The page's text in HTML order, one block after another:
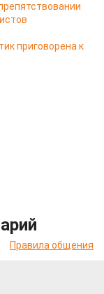
приговорена к
Правила общения